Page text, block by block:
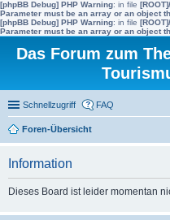
[phpBB Debug] PHP Warning: in file
Parameter must be an array or an object
[phpBB Debug] PHP Warning: in file
Parameter must be an array or an object
Das Forum zum
Schnellzugriff FAQ
Foren-Übersicht
Information
Dieses Board ist leider momentan